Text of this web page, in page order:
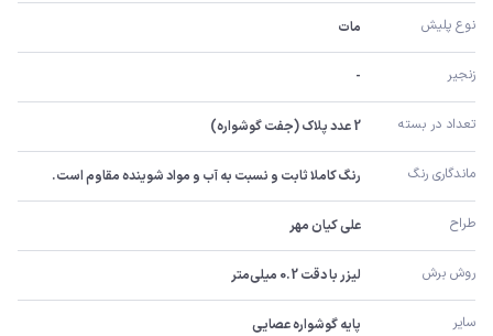
نوع پلیش مات
زنجیر -
تعداد در بسته 2 عدد پلاک (جفت گوشواره)
ماندگاری رنگ رنگ کاملا ثابت و نسبت به آب و مواد شوینده مقاوم است.
طراح علی کیان مهر
روش برش لیزر با دقت 0.2 میلی‌متر
سایر پایه گوشواره عصایی